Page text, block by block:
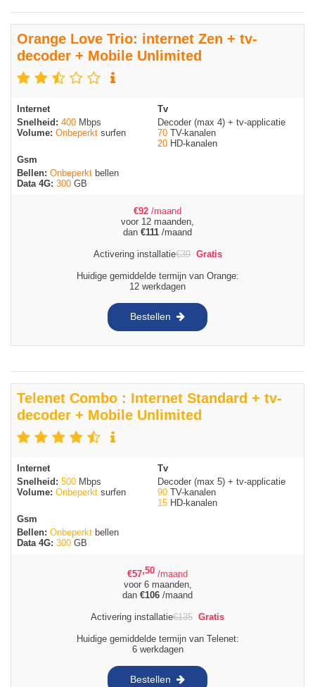
Orange Love Trio: internet Zen + tv-
decoder + Mobile Unlimited
Internet
Snelheid: 400 Mbps
Volume: Onbeperkt surfen
Tv
Decoder (max 4) + tv-applicatie
70 TV-kanalen
20 HD-kanalen
Gsm
Bellen: Onbeperkt bellen
Data 4G: 300 GB
€92 /maand
voor 12 maanden,
dan €111 /maand
Activering installatie€39 Gratis
Huidige gemiddelde termijn van Orange:
12 werkdagen
Bestellen
Telenet Combo : Internet Standard + tv-
decoder + Mobile Unlimited
Internet
Snelheid: 500 Mbps
Volume: Onbeperkt surfen
Tv
Decoder (max 5) + tv-applicatie
90 TV-kanalen
15 HD-kanalen
Gsm
Bellen: Onbeperkt bellen
Data 4G: 300 GB
€57,50 /maand
voor 6 maanden,
dan €106 /maand
Activering installatie€135 Gratis
Huidige gemiddelde termijn van Telenet:
6 werkdagen
Bestellen